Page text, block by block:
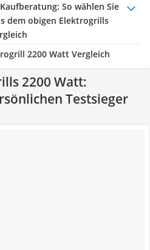
: So wählen Sie
dem obigen Elektrogrills
2200 Watt Vergleich
2200 Watt:
Testsieger